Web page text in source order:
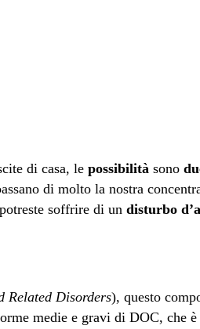
di casa, le possibilità sono
di molto la nostra
soffrire di un disturbo
Related Disorders), questo
medie e gravi di DOC, che